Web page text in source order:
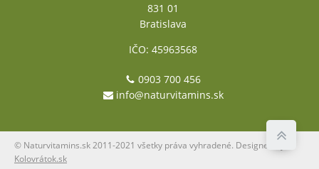
831 01
Bratislava
IČO: 45963568
0903 700 456
info@naturvitamins.sk
© Naturvitamins.sk 2011-2021 všetky práva vyhradené. Designed by
Kolovrátok.sk